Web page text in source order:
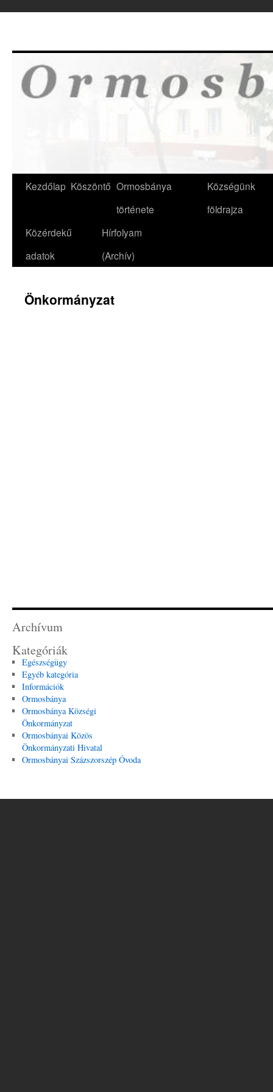
Kezdőlap Köszöntő Ormosbánya
története
Községünk
földrajza
Közérdekű
adatok
Hírfolyam
(Archív)
Önkormányzat
Archívum
Kategóriák
Egészségügy
Egyéb kategória
Információk
Ormosbánya
Ormosbánya Községi
Önkormányzat
Ormosbányai Közös
Önkormányzati Hivatal
Ormosbányai Százszorszép Óvoda